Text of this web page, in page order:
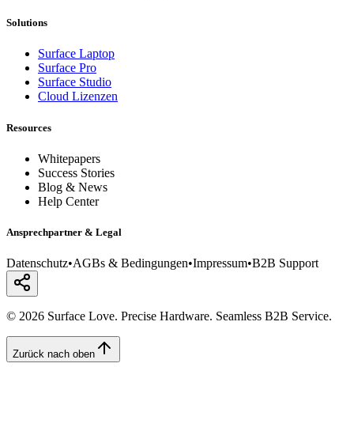
Solutions
Surface Laptop
Surface Pro
Surface Studio
Cloud Lizenzen
Resources
Whitepapers
Success Stories
Blog & News
Help Center
Ansprechpartner & Legal
Datenschutz•AGBs & Bedingungen•Impressum•B2B Support
© 2026 Surface Love. Precise Hardware. Seamless B2B Service.
Zurück nach oben